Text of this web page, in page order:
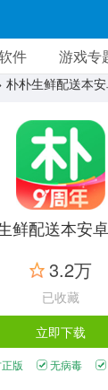
游戏专题
8693款应用
动作闯关
12966款应用
卡牌对战
2052款应用
手游辅助
1959款应用
件 游戏专
朴朴生鲜配送本
鲜配送本安
3.2万
已收藏
立即下载
版 无病毒